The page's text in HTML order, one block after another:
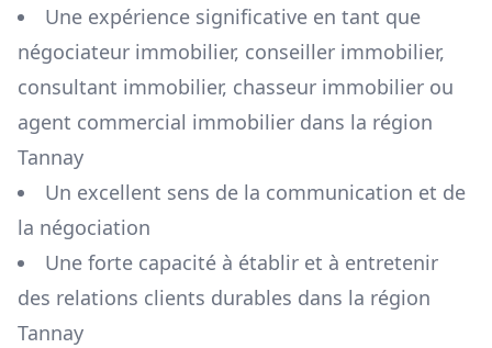
Une expérience significative en tant que
négociateur immobilier, conseiller immobilier,
consultant immobilier, chasseur immobilier ou
agent commercial immobilier dans la région
Tannay
Un excellent sens de la communication et de
la négociation
Une forte capacité à établir et à entretenir
des relations clients durables dans la région
Tannay